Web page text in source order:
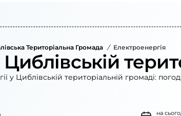
Територіальна Громада / Електроенергія
у Циблівській територіальній громаді:
на